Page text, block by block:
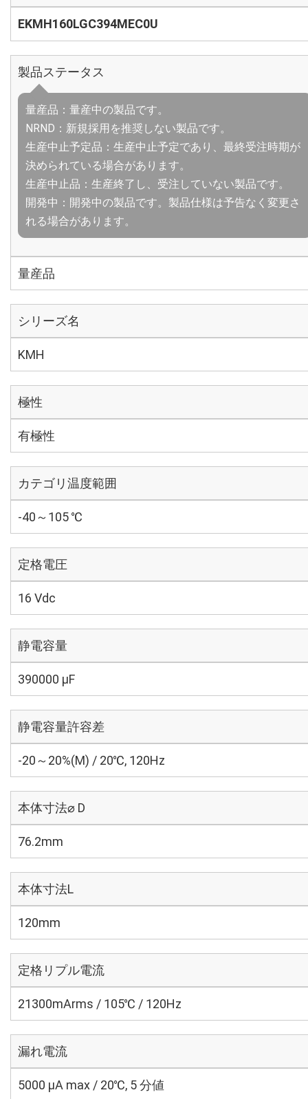
EKMH160LGC394MEC0U
製品ステータス
量産品：量産中の製品です。
NRND：新規採用を推奨しない製品です。
生産中止予定品：生産中止予定であり、最終受注時期が
決められている場合があります。
生産中止品：生産終了し、受注していない製品です。
開発中：開発中の製品です。製品仕様は予告なく変更さ
れる場合があります。
量産品
シリーズ名
KMH
極性
有極性
カテゴリ温度範囲
-40～105 ℃
定格電圧
16 Vdc
静電容量
390000 µF
静電容量許容差
-20～20%(M) / 20℃, 120Hz
本体寸法⌀ D
76.2mm
本体寸法L
120mm
定格リプル電流
21300mArms / 105℃ / 120Hz
漏れ電流
5000 μA max / 20℃, 5 分値